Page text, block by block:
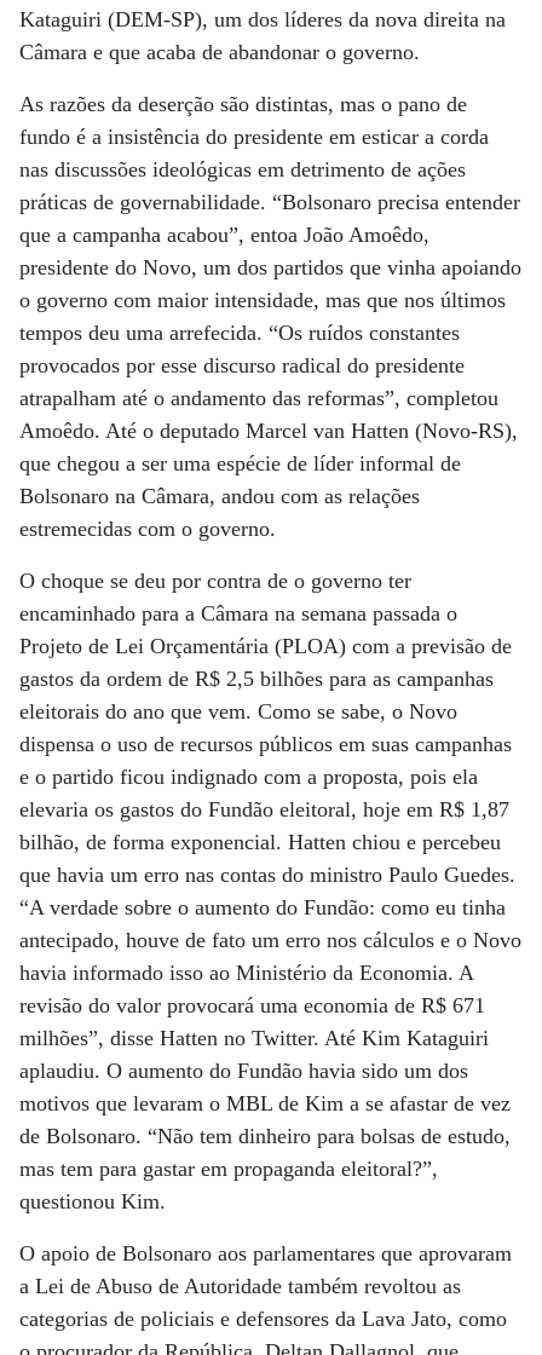
Kataguiri (DEM-SP), um dos líderes da nova direita na
Câmara e que acaba de abandonar o governo.
As razões da deserção são distintas, mas o pano de
fundo é a insistência do presidente em esticar a corda
nas discussões ideológicas em detrimento de ações
práticas de governabilidade. “Bolsonaro precisa entender
que a campanha acabou”, entoa João Amoêdo,
presidente do Novo, um dos partidos que vinha apoiando
o governo com maior intensidade, mas que nos últimos
tempos deu uma arrefecida. “Os ruídos constantes
provocados por esse discurso radical do presidente
atrapalham até o andamento das reformas”, completou
Amoêdo. Até o deputado Marcel van Hatten (Novo-RS),
que chegou a ser uma espécie de líder informal de
Bolsonaro na Câmara, andou com as relações
estremecidas com o governo.
O choque se deu por contra de o governo ter
encaminhado para a Câmara na semana passada o
Projeto de Lei Orçamentária (PLOA) com a previsão de
gastos da ordem de R$ 2,5 bilhões para as campanhas
eleitorais do ano que vem. Como se sabe, o Novo
dispensa o uso de recursos públicos em suas campanhas
e o partido ficou indignado com a proposta, pois ela
elevaria os gastos do Fundão eleitoral, hoje em R$ 1,87
bilhão, de forma exponencial. Hatten chiou e percebeu
que havia um erro nas contas do ministro Paulo Guedes.
“A verdade sobre o aumento do Fundão: como eu tinha
antecipado, houve de fato um erro nos cálculos e o Novo
havia informado isso ao Ministério da Economia. A
revisão do valor provocará uma economia de R$ 671
milhões”, disse Hatten no Twitter. Até Kim Kataguiri
aplaudiu. O aumento do Fundão havia sido um dos
motivos que levaram o MBL de Kim a se afastar de vez
de Bolsonaro. “Não tem dinheiro para bolsas de estudo,
mas tem para gastar em propaganda eleitoral?”,
questionou Kim.
O apoio de Bolsonaro aos parlamentares que aprovaram
a Lei de Abuso de Autoridade também revoltou as
categorias de policiais e defensores da Lava Jato, como